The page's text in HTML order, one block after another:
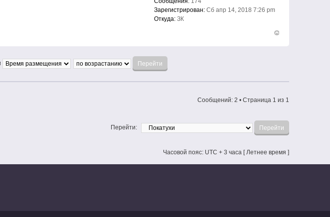
Зарегистрирован: Сб апр 14, 2018 7:26 pm
Откуда: ЗК
Сообщений: 2 • Страница 1 из 1
Перейти:
Часовой пояс: UTC + 3 часа [ Летнее время ]